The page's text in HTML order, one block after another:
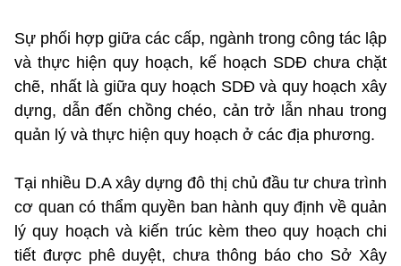
Sự phối hợp giữa các cấp, ngành trong công tác lập
và thực hiện quy hoạch, kế hoạch SDĐ chưa chặt
chẽ, nhất là giữa quy hoạch SDĐ và quy hoạch xây
dựng, dẫn đến chồng chéo, cản trở lẫn nhau trong
quản lý và thực hiện quy hoạch ở các địa phương.
Tại nhiều D.A xây dựng đô thị chủ đầu tư chưa trình
cơ quan có thẩm quyền ban hành quy định về quản
lý quy hoạch và kiến trúc kèm theo quy hoạch chi
tiết được phê duyệt, chưa thông báo cho Sở Xây